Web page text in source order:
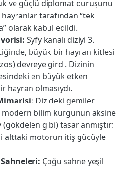
ve güçlü diplomat duruşunu
tarafından “tek
olarak kabul edildi.
Syfy kanalı diziyi 3.
büyük bir hayran kitlesi
devreye girdi. Dizinin
en büyük etken
hayran olmasıydı.
Dizideki gemiler
modern bilim kurgunun aksine
gibi) tasarlanmıştır;
alttaki motorun itiş gücüyle
Sahneleri: Çoğu sahne yeşil